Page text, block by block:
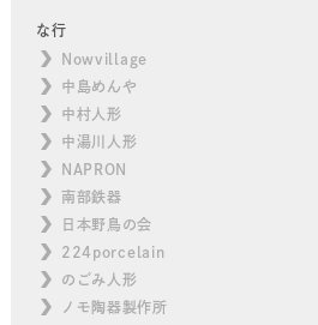
な行
Nowvillage
中島めんや
中村人形
中湯川人形
NAPRON
南部鉄器
日本野鳥の会
224porcelain
のごみ人形
ノモ陶器製作所